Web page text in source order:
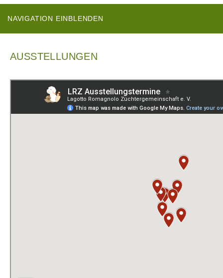
NAVIGATION EINBLENDEN
AUSSTELLUNGEN